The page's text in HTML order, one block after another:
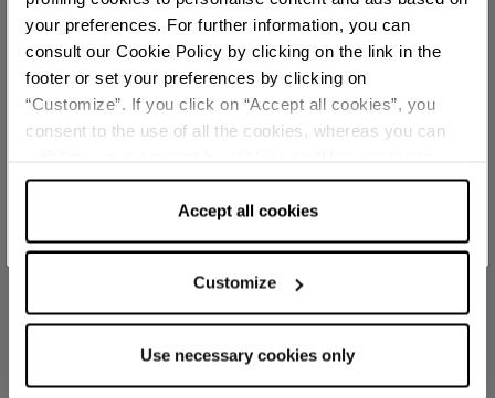
your preferences. For further information, you can
consult our Cookie Policy by clicking on the link in the
footer or set your preferences by clicking on
“Customize”. If you click on “Accept all cookies”, you
consent to the use of all the cookies, whereas you can
cookies only” and only the technical cookies for the
correct functioning of the website will be used.
Accept all cookies
Customize
Use necessary cookies only
CONTATTI
limmaginecesena@gmail.com
official
CALENDARIO
August 2026
T F S
1
6 7
8
9
10 11 12 13 14
15
19 20 21
22
Per rimanere aggiornato
SCOPRI TUTTI GLI EVENTI
ISCRIVITI ALLA NEWSLETTER